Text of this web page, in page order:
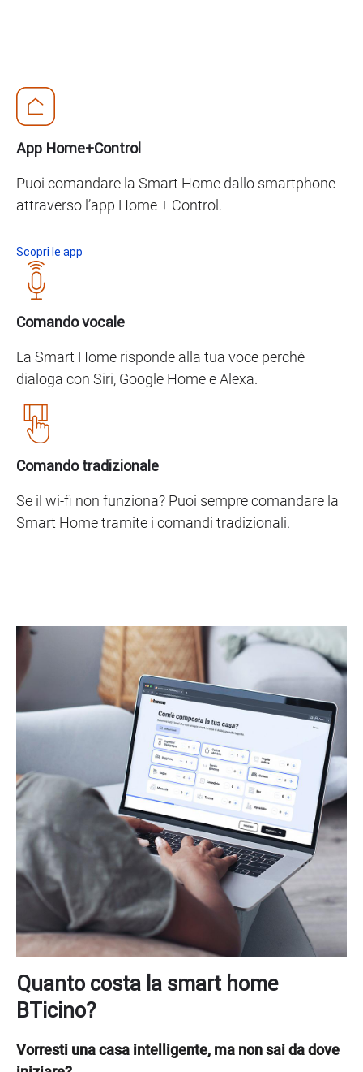
App Home+Control
Puoi comandare la Smart Home dallo smartphone
attraverso l’app Home + Control.
Scopri le app
Comando vocale
La Smart Home risponde alla tua voce perchè
dialoga con Siri, Google Home e Alexa.
Comando tradizionale
Se il wi-fi non funziona? Puoi sempre comandare la
Smart Home tramite i comandi tradizionali.
Quanto costa la smart home
BTicino?
Vorresti una casa intelligente, ma non sai da dove